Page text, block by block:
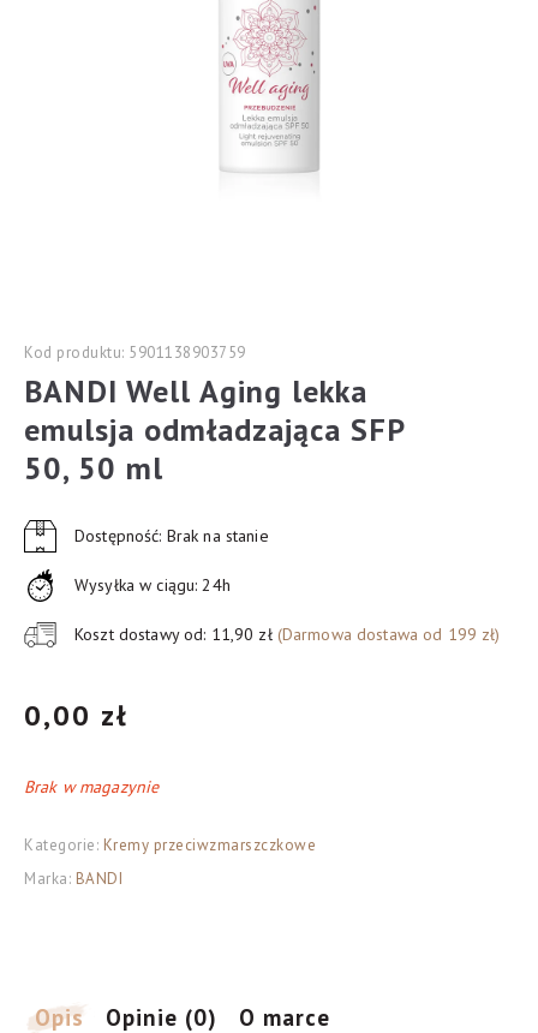
Kod produktu: 5901138903759
BANDI Well Aging lekka
emulsja odmładzająca SFP
50, 50 ml
Dostępność: Brak na stanie
Wysyłka w ciągu: 24h
Koszt dostawy od: 11,90 zł (Darmowa dostawa od 199 zł)
0,00 zł
Brak w magazynie
Kategorie: Kremy przeciwzmarszczkowe
Marka: BANDI
Opis Opinie (0) O marce